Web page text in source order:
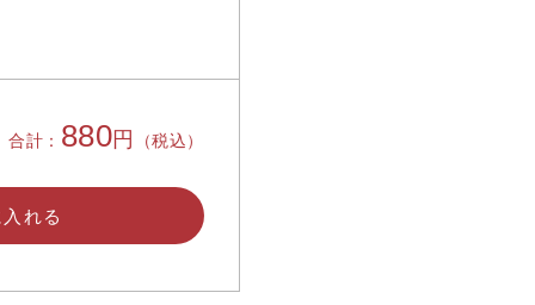
合計： 880円 （税込）
れる